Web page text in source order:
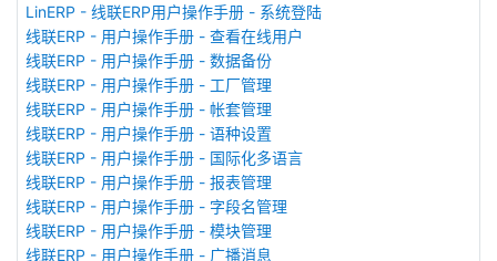
LinERP - 线联ERP用户操作手册 - 系统登陆
线联ERP - 用户操作手册 - 查看在线用户
线联ERP - 用户操作手册 - 数据备份
线联ERP - 用户操作手册 - 工厂管理
线联ERP - 用户操作手册 - 帐套管理
线联ERP - 用户操作手册 - 语种设置
线联ERP - 用户操作手册 - 国际化多语言
线联ERP - 用户操作手册 - 报表管理
线联ERP - 用户操作手册 - 字段名管理
线联ERP - 用户操作手册 - 模块管理
线联ERP - 用户操作手册 - 广播消息